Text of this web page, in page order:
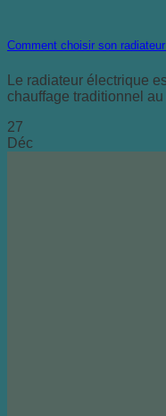
Comment choisir son
Le radiateur électrique
chauffage traditionnel
27
Déc